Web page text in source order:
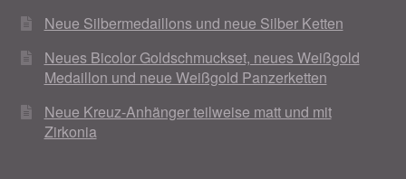
Neue Silbermedaillons und neue Silber Ketten
Neues Bicolor Goldschmuckset, neues Weißgold
Medaillon und neue Weißgold Panzerketten
Neue Kreuz-Anhänger teilweise matt und mit
Zirkonia